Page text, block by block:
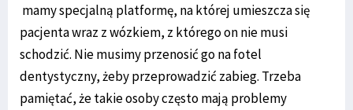
mamy specjalną platformę, na której umieszcza się
pacjenta wraz z wózkiem, z którego on nie musi
schodzić. Nie musimy przenosić go na fotel
dentystyczny, żeby przeprowadzić zabieg. Trzeba
pamiętać, że takie osoby często mają problemy